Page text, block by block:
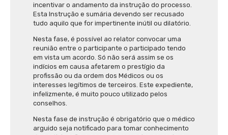
incentivar o andamento da instrução do processo.
Esta Instrução e sumária devendo ser recusado
tudo aquilo que for impertinente inútil ou dilatório.
Nesta fase, é possível ao relator convocar uma
reunião entre o participante o participado tendo
em vista um acordo. Só não será assim se os
indícios em causa afetarem o prestígio da
profissão ou da ordem dos Médicos ou os
interesses legítimos de terceiros. Este expediente,
infelizmente, é muito pouco utilizado pelos
conselhos.
Nesta fase de instrução é obrigatório que o médico
arguido seja notificado para tomar conhecimento